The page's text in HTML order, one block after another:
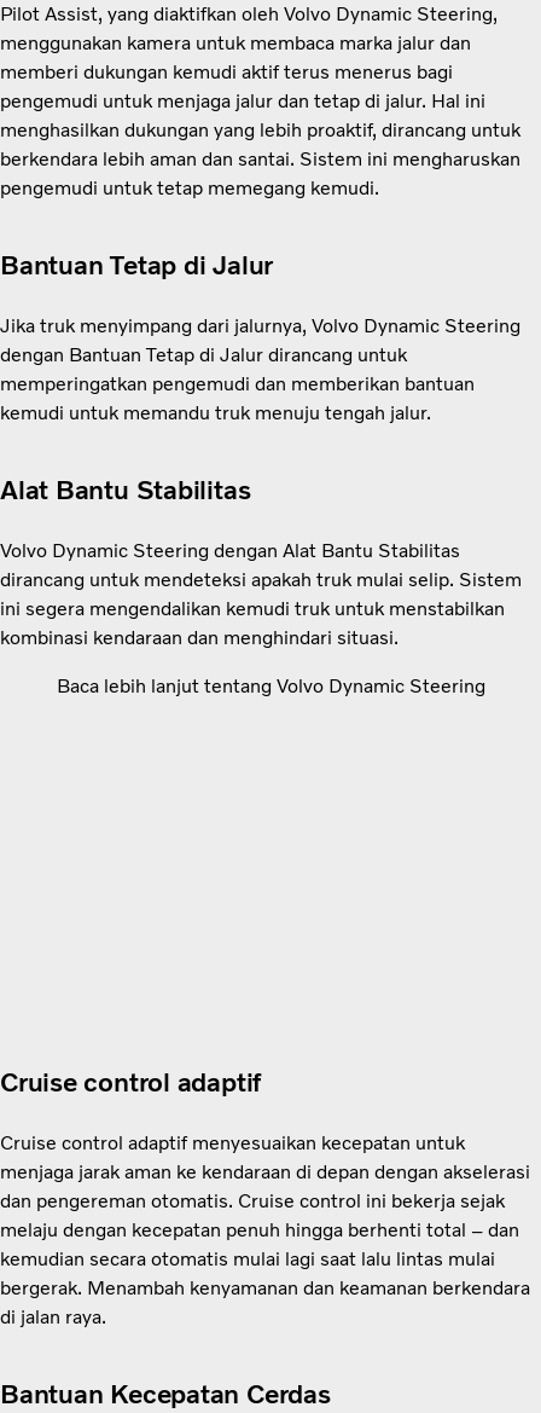
Pilot Assist, yang diaktifkan oleh Volvo Dynamic Steering,
menggunakan kamera untuk membaca marka jalur dan
memberi dukungan kemudi aktif terus menerus bagi
pengemudi untuk menjaga jalur dan tetap di jalur. Hal ini
menghasilkan dukungan yang lebih proaktif, dirancang untuk
berkendara lebih aman dan santai. Sistem ini mengharuskan
pengemudi untuk tetap memegang kemudi.
Bantuan Tetap di Jalur
Jika truk menyimpang dari jalurnya, Volvo Dynamic Steering
dengan Bantuan Tetap di Jalur dirancang untuk
memperingatkan pengemudi dan memberikan bantuan
kemudi untuk memandu truk menuju tengah jalur.
Alat Bantu Stabilitas
Volvo Dynamic Steering dengan Alat Bantu Stabilitas
dirancang untuk mendeteksi apakah truk mulai selip. Sistem
ini segera mengendalikan kemudi truk untuk menstabilkan
kombinasi kendaraan dan menghindari situasi.
Baca lebih lanjut tentang Volvo Dynamic Steering
Cruise control adaptif
Cruise control adaptif menyesuaikan kecepatan untuk
menjaga jarak aman ke kendaraan di depan dengan akselerasi
dan pengereman otomatis. Cruise control ini bekerja sejak
melaju dengan kecepatan penuh hingga berhenti total – dan
kemudian secara otomatis mulai lagi saat lalu lintas mulai
bergerak. Menambah kenyamanan dan keamanan berkendara
di jalan raya.
Bantuan Kecepatan Cerdas